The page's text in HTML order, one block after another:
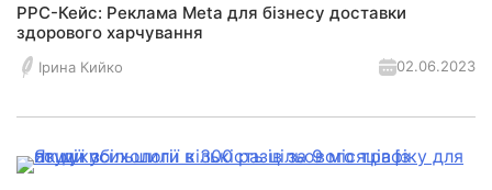
РРС-Кейс: Реклама Meta для бізнесу доставки
здорового харчування
Ірина Кийко 02.06.2023